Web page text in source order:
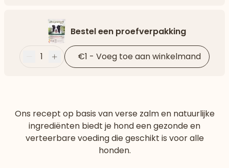
Bestel een proefverpakking
Minder
1 Plus €1 - Voeg toe aan winkelmand
Ons recept op basis van verse zalm en natuurlijke
ingrediënten biedt je hond een gezonde en
verteerbare voeding die geschikt is voor alle
honden.